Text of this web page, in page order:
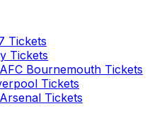
Tickets
Tickets
AFC Bournemouth Tickets
Tickets
Arsenal Tickets